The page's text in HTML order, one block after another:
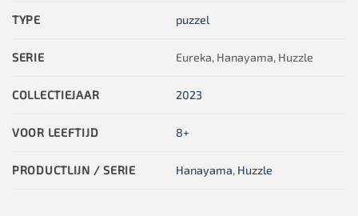
TYPE puzzel
SERIE Eureka, Hanayama, Huzzle
COLLECTIEJAAR 2023
VOOR LEEFTIJD 8+
PRODUCTLIJN / SERIE Hanayama, Huzzle